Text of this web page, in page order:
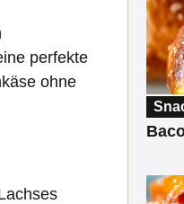
perfekte
ohne